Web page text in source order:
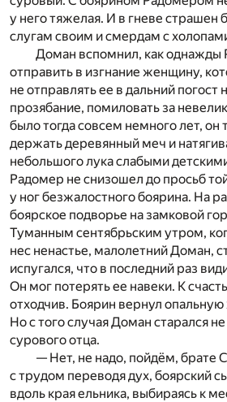
у него тяжелая. И в гневе страшен
слугам своим и смердам с
Доман вспомнил, как однажды
отправить в изгнание женщину,
не отправлять ее в дальний погост
прозябание, помиловать за
было тогда совсем немного лет, он
держать деревянный меч и
небольшого лука слабыми
Радомер не снизошел до просьб
у ног безжалостного боярина. На
боярское подворье на замковой
Туманным сентябрьским утром,
нес ненастье, малолетний Доман,
испугался, что в последний раз
Он мог потерять ее навеки. К
отходчив. Боярин вернул
Но с того случая Доман старался
сурового отца.
— Нет, не надо, пойдём, брате
с трудом переводя дух, боярский
вдоль края ельника, выбираясь к